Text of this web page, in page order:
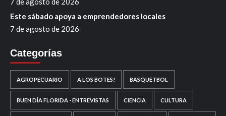
Este sábado apoya a emprendedores locales
7 de agosto de 2026
Categorías
AGROPECUARIO A LOS BOTES! BASQUETBOL
BUEN DÍA FLORIDA - ENTREVISTAS CIENCIA CULTURA